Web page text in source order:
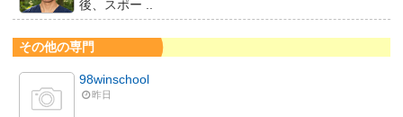
後、スポー ..
その他の専門
98winschool
昨日